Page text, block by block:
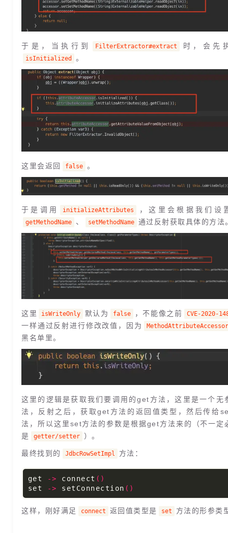
于是，当执行到 FilterExtractor#extract 时，会先
isInitialized 。
这里会返回 false 。
于是调用 initializeAttributes ，这里会根据我们设
getMethodName 、 setMethodName 通过反射获取具体的方法
这里 isWriteOnly 默认为 false ，不能像之前 CVE-2020-
一样通过反射进行修改改值，因为 MethodAttributeAccessor
黑名单里。
这里的逻辑是获取我们要调用的get方法，这里是一个无
法，反射之后，获取get方法的返回值类型，然后传给
法，所以这里set方法的参数是根据get方法来的（不一定
是
getter/setter ）。
最终找到的 JdbcRowSetImpl 方法：
get -> connect ( )
set
-> setConnection ( )
这样，刚好满足 connect 返回值类型是 set 方法的形参类